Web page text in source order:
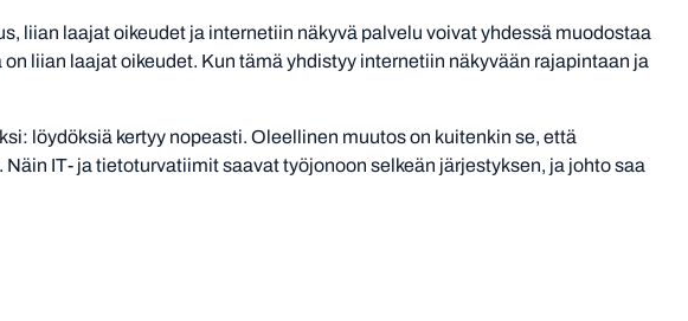
liian laajat oikeudet ja internetiin näkyvä palvelu voivat yhdessä muodostaa
liian laajat oikeudet. Kun tämä yhdistyy internetiin näkyvään rajapintaan ja
löydöksiä kertyy nopeasti. Oleellinen muutos on kuitenkin se, että
IT- ja tietoturvatiimit saavat työjonoon selkeän järjestyksen, ja johto saa